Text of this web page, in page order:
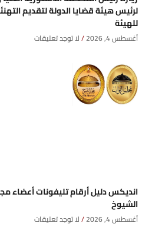
لرئيس هيئة قضايا الدولة لتقديم
للهيئة
أغسطس 4, 2026 لا توجد تعليقات
انديكس دليل أرقام تليفونات
الشيوخ
أغسطس 4, 2026 لا توجد تعليقات